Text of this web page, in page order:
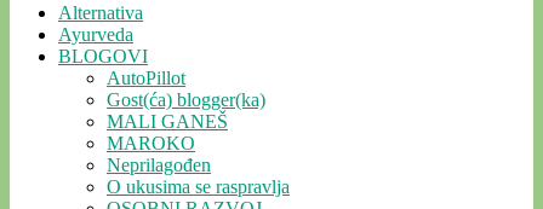
Alternativa
Ayurveda
BLOGOVI
AutoPillot
Gost(ća) blogger(ka)
MALI GANEŠ
MAROKO
Neprilagođen
O ukusima se raspravlja